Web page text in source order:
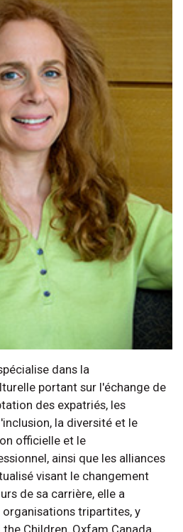
dans la
portant sur l'échange de
des expatriés, les
la diversité et le
officielle et le
ainsi que les alliances
visant le changement
de sa carrière, elle a
tripartites, y